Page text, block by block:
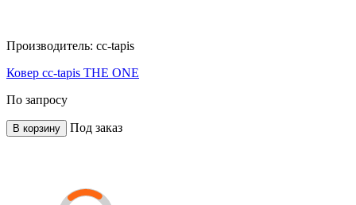
Производитель: cc-tapis
Ковер cc-tapis THE ONE
По запросу
В корзину Под заказ